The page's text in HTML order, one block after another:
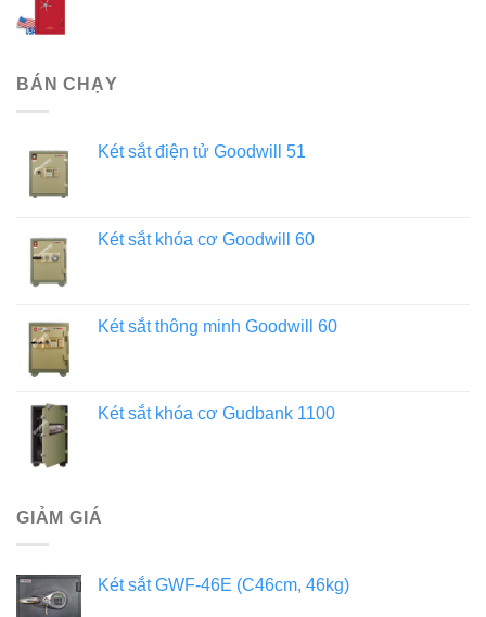
BÁN CHẠY
Két sắt điện tử Goodwill 51
Két sắt khóa cơ Goodwill 60
Két sắt thông minh Goodwill 60
Két sắt khóa cơ Gudbank 1100
GIẢM GIÁ
Két sắt GWF-46E (C46cm, 46kg)